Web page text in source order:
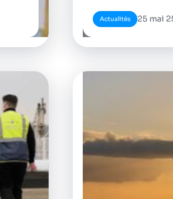
Actualités 25 mai